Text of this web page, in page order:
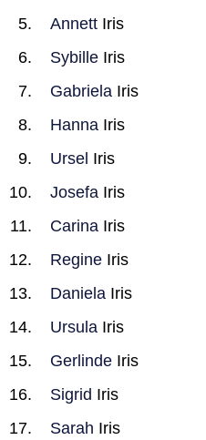
Annett Iris
Sybille Iris
Gabriela Iris
Hanna Iris
Ursel Iris
Josefa Iris
Carina Iris
Regine Iris
Daniela Iris
Ursula Iris
Gerlinde Iris
Sigrid Iris
Sarah Iris